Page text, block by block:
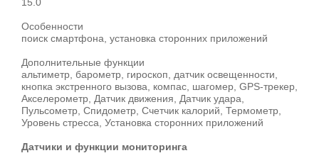
Особенности
поиск смартфона, установка сторонних приложений
Дополнительные функции
альтиметр, барометр, гироскоп, датчик освещенности,
кнопка экстренного вызова, компас, шагомер, GPS-трекер,
Акселерометр, Датчик движения, Датчик удара,
Пульсометр, Спидометр, Счетчик калорий, Термометр,
Уровень стресса, Установка сторонних приложений
Датчики и функции мониторинга